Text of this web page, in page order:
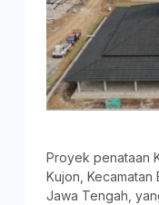
Proyek penataan
Kujon, Kecamatan
Jawa Tengah,